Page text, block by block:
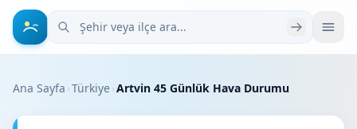
Şehir veya ilçe ara
Ana Sayfa ›Türkiye›Artvin 45 Günlük Hava Durumu